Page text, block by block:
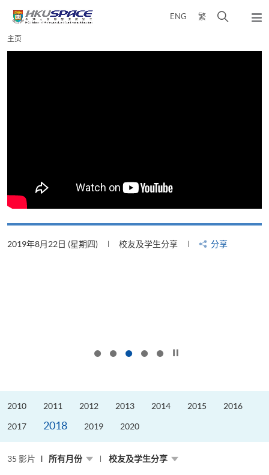
content
ENG 繁
弹
Main
content
主页
2019年8月22日 (星期四) 校友及学生分享 分享
2010 2011 2012 2013 2014 2015 2016
2017 2018 2019 2020
35 影片 所有月份 校友及学生分享